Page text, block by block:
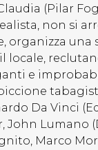
(Pilar
non si
organizza una
locale,
e
Da Vinci
John Lumano
Marco